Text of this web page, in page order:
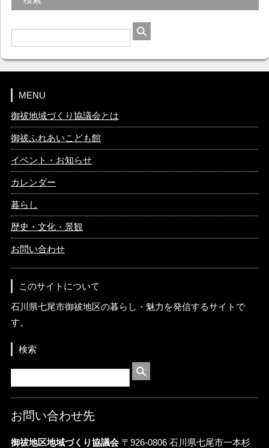
MENU
御祓地域づくり協議会とは
御祓ふれあいこども館
イベント・お知らせ
カレンダー
暮らし
歴史・文化・景観
お問い合わせ
このサイトについて
石川県七尾市御祓地区の暮らし・魅力を発信するサイトで
す。
検索
お問い合わせ先
御祓地区地域づくり協議会〒926-0806 石川県七尾市一本杉